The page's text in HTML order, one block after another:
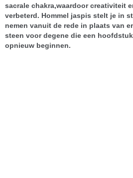
sacrale chakra,waardoor creativiteit
verbeterd. Hommel jaspis stelt je in
nemen vanuit de rede in plaats van
steen voor degene die een
opnieuw beginnen.